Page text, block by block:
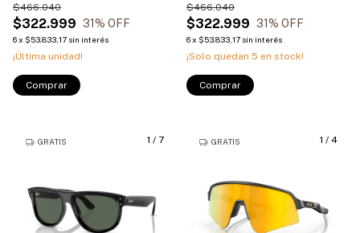
$322.999
$466.040
31% OFF
6x $53.833,17 sin interés
¡Última unidad!
Comprar
$322.999
$466.040
31% OFF
6x $53.833,17 sin interés
¡Solo quedan 5 en stock!
Comprar
1 / 7
GRATIS 1 / 4
GRATIS